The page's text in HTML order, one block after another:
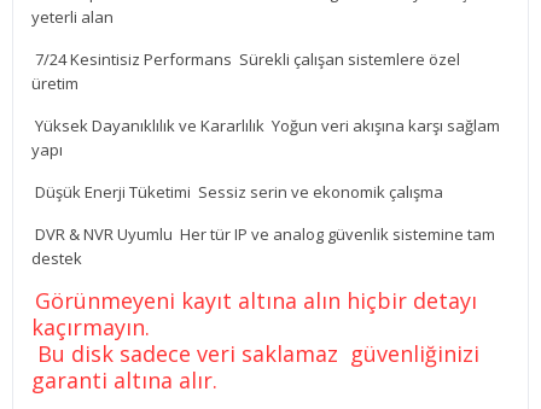
yeterli alan
7/24 Kesintisiz Performans Sürekli çalışan sistemlere özel
üretim
Yüksek Dayanıklılık ve Kararlılık Yoğun veri akışına karşı sağlam
yapı
Düşük Enerji Tüketimi Sessiz serin ve ekonomik çalışma
DVR & NVR Uyumlu Her tür IP ve analog güvenlik sistemine tam
destek
Görünmeyeni kayıt altına alın hiçbir detayı
kaçırmayın.
Bu disk sadece veri saklamaz güvenliğinizi
garanti altına alır.